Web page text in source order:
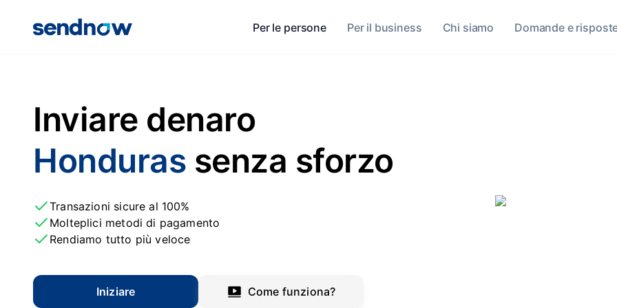
Per le persone Per il business Chi siamo Domande e
Inviare denaro
Honduras senza sforzo
Transazioni sicure al 100%
Molteplici metodi di pagamento
Rendiamo tutto più veloce
Iniziare Come funziona?